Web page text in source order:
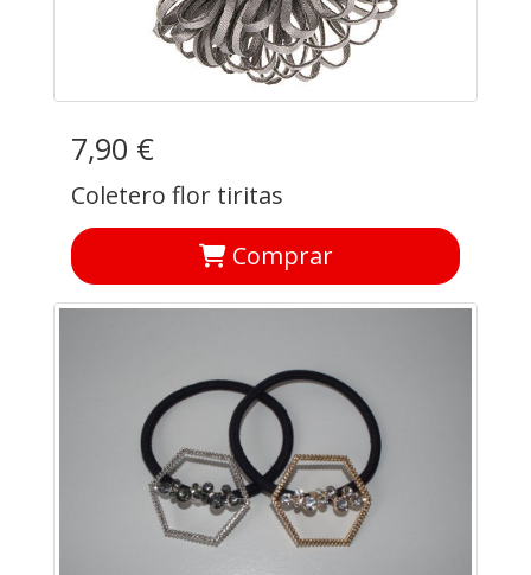
7,90 €
Coletero flor tiritas
Comprar